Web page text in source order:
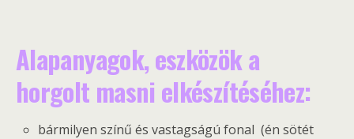
Alapanyagok, eszközök a
horgolt masni elkészítéséhez:
bármilyen színű és vastagságú fonal (én sötét